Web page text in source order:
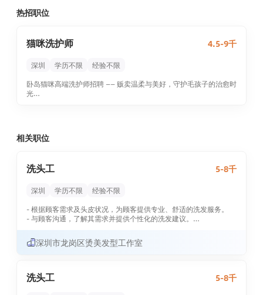
热招职位
猫咪洗护师 4.5-9千
深圳 学历不限
经验不限
卧岛猫咪高端洗护师招聘 —— 贩卖温柔与美好，守护毛孩子的治愈时
光
者」。
1.我们拒绝活体交易：专注「人宠关系」的深度服务，用专业洗护、
2.预约制品质承诺：每日服务名额限量开放，拒绝流水线作业，确
保每只猫咪享受「一对一专属服务」。
3.全深圳温暖布局：南山、福田、罗湖、宝安等区域均有门店，优
1. 「高端洗护」：用专业构筑安全感
为猫咪提供沐浴、烘干、毛发护理等全套洗护服务，严格执行「一
相关职位
洗头工 5-8千
深圳 学历不限
经验不限
- 根据顾客需求及头皮状况，为顾客提供专业、舒适的洗发服务。
- 与顾客沟通，了解其需求并提供个性化的洗发建议。
境。
- 协助发型师完成顾客的美发流程，提升整体服务质量。
- 熟练掌握洗发技巧及相关护理知识，能够为顾客提供专业的洗发体
验。
深圳市龙岗区烫美发型工作室
洗头工 5-8千